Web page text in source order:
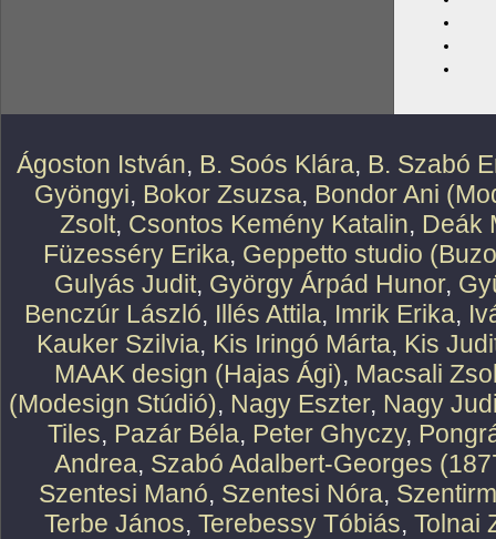
Ágoston István, B. Soós Klára, B. Szabó
Gyöngyi, Bokor Zsuzsa, Bondor Ani
Zsolt, Csontos Kemény Katalin, Deák
Füzesséry Erika, Geppetto studio
Gulyás Judit, György Árpád Hunor,
Benczúr László, Illés Attila, Imrik Erika,
Kauker Szilvia, Kis Iringó Márta, Kis
MAAK design (Hajas Ági), Macsali
(Modesign Stúdió), Nagy Eszter, Nagy
Tiles, Pazár Béla, Peter Ghyczy,
Andrea, Szabó Adalbert-Georges
Szentesi Manó, Szentesi Nóra,
Terbe János, Terebessy Tóbiás, Tolnai